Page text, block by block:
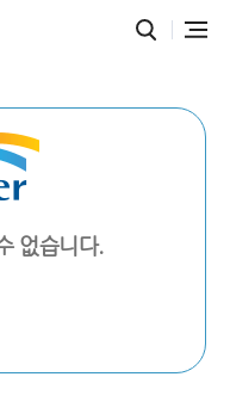
없습니다.